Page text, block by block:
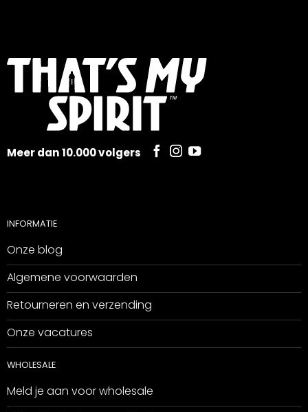
Meer dan 10.000 volgers
INFORMATIE
Onze blog
Algemene voorwaarden
Retourneren en verzending
Onze vacatures
WHOLESALE
Meld je aan voor wholesale